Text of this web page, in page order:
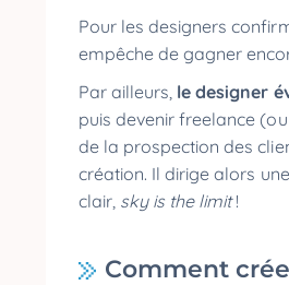
Pour les designers
empêche de gagner
Par ailleurs, le designer
puis devenir freelance
de la prospection des
création. Il dirige alors
clair, sky is the limit!
Comment